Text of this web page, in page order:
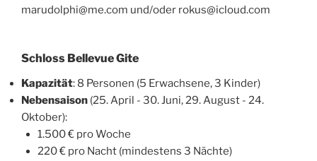
marudolphi@me.com und/oder rokus@icloud.com
Schloss Bellevue Gite
Kapazität: 8 Personen (5 Erwachsene, 3 Kinder)
Nebensaison (25. April - 30. Juni, 29. August - 24.
Oktober):
1.500 € pro Woche
220 € pro Nacht (mindestens 3 Nächte)